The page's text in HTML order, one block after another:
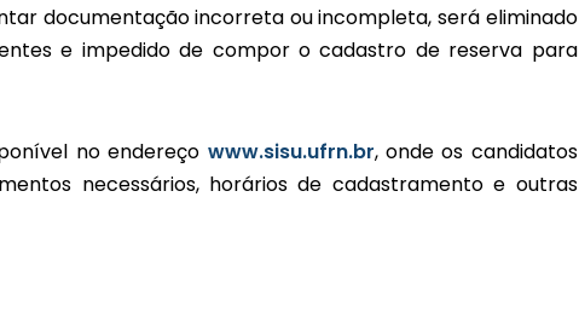
documentação incorreta ou incompleta, será eliminado
e impedido de compor o cadastro de reserva para
no endereço www.sisu.ufrn.br, onde os candidatos
necessários, horários de cadastramento e outras